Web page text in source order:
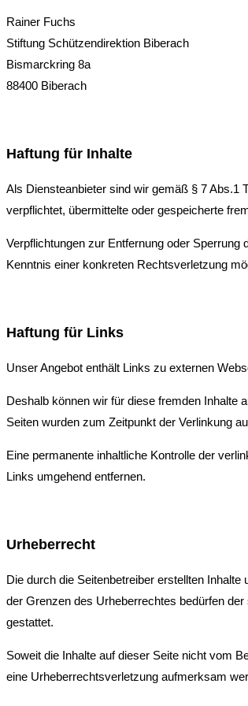
Rainer Fuchs
Stiftung Schützendirektion Biberach
Bismarckring 8a
88400 Biberach
Haftung für Inhalte
Als Diensteanbieter sind wir gemäß § 7 Abs.1
verpflichtet, übermittelte oder gespeicherte
Verpflichtungen zur Entfernung oder
Kenntnis einer konkreten Rechtsverletzung
Haftung für Links
Unser Angebot enthält Links zu externen
Deshalb können wir für diese fremden Inhalte
Seiten wurden zum Zeitpunkt der Verlinkung
Eine permanente inhaltliche Kontrolle der
Links umgehend entfernen.
Urheberrecht
Die durch die Seitenbetreiber erstellten
der Grenzen des Urheberrechtes bedürfen
gestattet.
Soweit die Inhalte auf dieser Seite nicht vom
eine Urheberrechtsverletzung aufmerksam